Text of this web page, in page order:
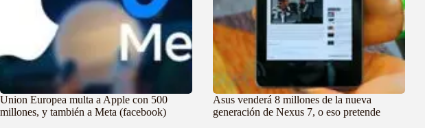
Union Europea multa a Apple con 500
millones, y también a Meta (facebook)
Asus venderá 8 millones de la nueva
generación de Nexus 7, o eso pretende